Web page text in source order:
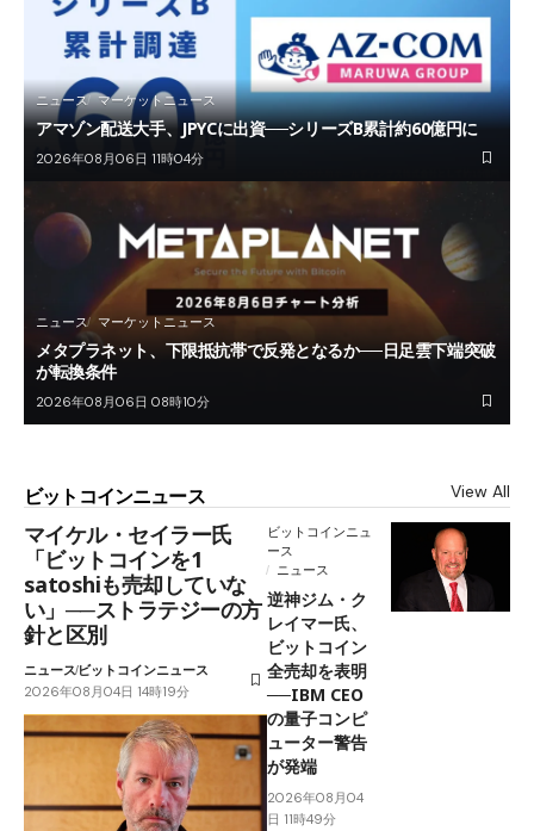
ニュース マーケットニュース
アマゾン配送大手、JPYCに出資──シリーズB累計約60億円に
2026年08月06日 11時04分
ニュース マーケットニュース
メタプラネット、下限抵抗帯で反発となるか──日足雲下端突破
が転換条件
2026年08月06日 08時10分
ビットコインニュース View All
マイケル・セイラー氏
「ビットコインを1
satoshiも売却していな
い」──ストラテジーの方
針と区別
ニュースビットコインニュース
2026年08月04日 14時19分
ビットコインニュ
ース
ニュース
逆神ジム・ク
レイマー氏、
ビットコイン
全売却を表明
──IBM CEO
の量子コンピ
ューター警告
が発端
2026年08月04
日 11時49分